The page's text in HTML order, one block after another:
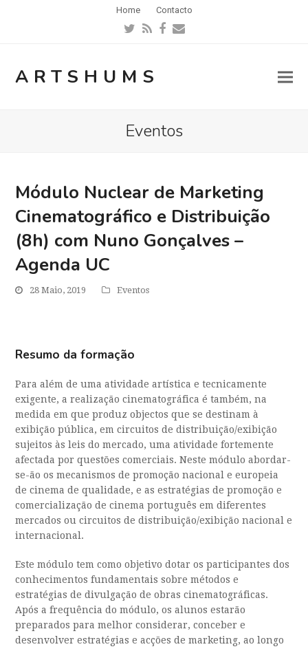
Home Contacto
Twitter
RSSFacebook
Email
ARTSHUMS
Eventos
Módulo Nuclear de Marketing
Cinematográfico e Distribuição
(8h) com Nuno Gonçalves –
Agenda UC
28 Maio, 2019 Eventos
Marketing
e
Distribuição
(8h)
com
Nuno
Gonçalves
Resumo da formação
Para além de uma atividade artística e tecnicamente
exigente, a realização cinematográfica é também, na
medida em que produz objectos que se destinam à
exibição pública, em circuitos de distribuição/exibição
sujeitos às leis do mercado, uma atividade fortemente
afectada por questões comerciais. Neste módulo abordar-
se-ão os mecanismos de promoção nacional e europeia
de cinema de qualidade, e as estratégias de promoção e
comercialização de cinema português em diferentes
mercados ou circuitos de distribuição/exibição nacional e
internacional.
Este módulo tem como objetivo dotar os participantes dos
conhecimentos fundamentais sobre métodos e
estratégias de divulgação de obras cinematográficas.
Após a frequência do módulo, os alunos estarão
preparados para melhor considerar, conceber e
desenvolver estratégias e acções de marketing, ao longo